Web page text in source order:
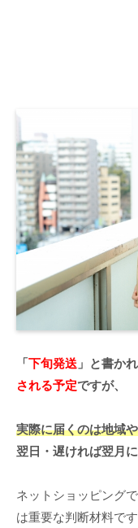
「下旬発送 」と書か
される予定ですが、
実際に届くのは地域
翌日・遅ければ翌月
ネットショッピング
は重要な判断材料で